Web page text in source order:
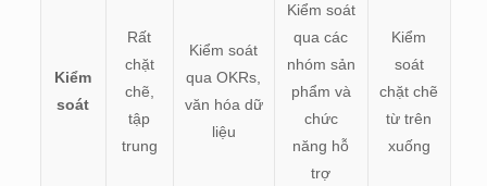
Kiểm
soát
Rất
chặt
chẽ,
tập
trung
Kiểm soát
qua OKRs,
văn hóa dữ
liệu
Kiểm soát
qua các
nhóm sản
phẩm và
chức
năng hỗ
trợ
Kiểm
soát
chặt chẽ
từ trên
xuống